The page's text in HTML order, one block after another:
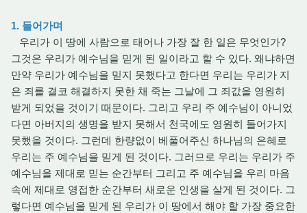
1. 들어가며
우리가 이 땅에 사람으로 태어나 가장 잘 한 일은 무엇인가?
그것은 우리가 예수님을 믿게 된 일이라고 할 수 있다. 왜냐하면
만약 우리가 예수님을 믿지 못했다고 한다면 우리는 우리가 지
은 죄를 결코 해결하지 못한 채 죽는 그날에 그 죄값을 영원히
받게 되었을 것이기 때문이다. 그리고 우리 주 예수님이 아니었
다면 아버지의 생명을 받지 못해서 천국에도 영원히 들어가지
못했을 것이다. 그런데 한량없이 베풀어주신 하나님의 은혜로
우리는 주 예수님을 믿게 된 것이다. 그러므로 우리는 우리가 주
예수님을 제대로 믿는 순간부터 그리고 주 예수님을 우리 마음
속에 제대로 영접한 순간부터 새로운 인생을 살게 된 것이다. 그
렇다면 예수님을 믿게 된 우리가 이 땅에서 해야 할 가장 중요한